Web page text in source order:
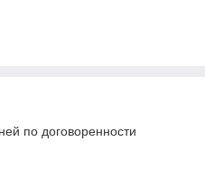
по договоренности